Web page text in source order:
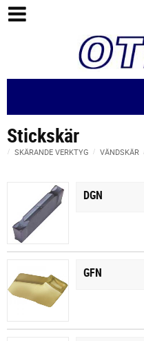
Stickskär
SKÄRANDE VERKTYG VÄNDSKÄR
DGN
GFN